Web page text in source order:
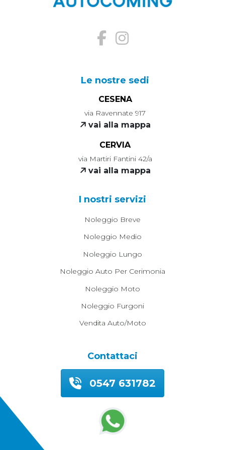
Le nostre sedi
CESENA
via Ravennate 917
vai alla mappa
CERVIA
via Martiri Fantini 42/a
vai alla mappa
I nostri servizi
Noleggio Breve
Noleggio Medio
Noleggio Lungo
Noleggio Auto Per Cerimonia
Noleggio Moto
Noleggio Furgoni
Vendita Auto/moto
Contattaci
0547 631782